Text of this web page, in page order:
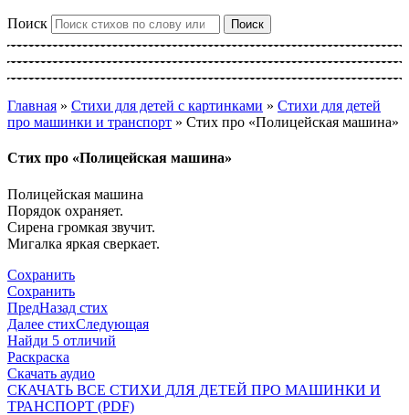
Поиск Поиск
Главная » Стихи для детей с картинками » Cтихи для детей
про машинки и транспорт » Стих про «Полицейская машина»
Стих про «Полицейская машина»
Полицейская машина
Порядок охраняет.
Сирена громкая звучит.
Мигалка яркая сверкает.
Сохранить
Сохранить
ПредНазад стих
Далее стихСледующая
Найди 5 отличий
Раскраска
Скачать аудио
СКАЧАТЬ ВСЕ CТИХИ ДЛЯ ДЕТЕЙ ПРО МАШИНКИ И
ТРАНСПОРТ (PDF)